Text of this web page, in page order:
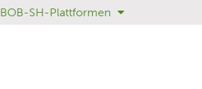
BOB-SH-Plattformen